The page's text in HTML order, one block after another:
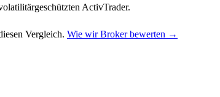
ActivTrader.
Vergleich. Wie wir Broker bewerten →